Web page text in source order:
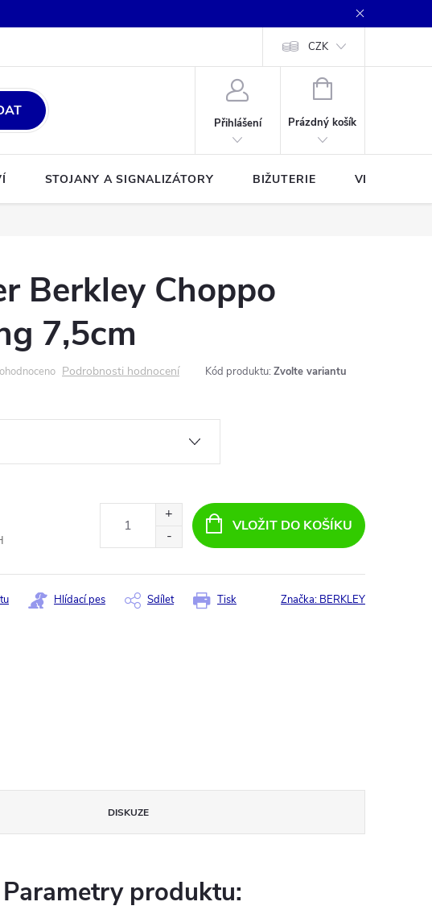
CZK
Přihlášení
NÁKUPNÍ
Prázdný košík
STOJANY A SIGNALIZÁTORY BIŽUTERIE VLASCE A
Berkley Choppo
7,5cm
Podrobnosti hodnocení Kód produktu: Zvolte variantu
VLOŽIT DO KOŠÍKU
Tisk
Hlídací pes Sdílet Značka: BERKLEY
DISKUZE
Parametry produktu: